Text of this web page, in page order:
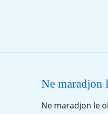
Ne
Ne maradjon le